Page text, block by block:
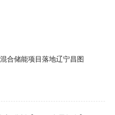
次刷新了行业的低价纪
元/吨，年内跌幅高达
合储能项目落地辽宁昌图